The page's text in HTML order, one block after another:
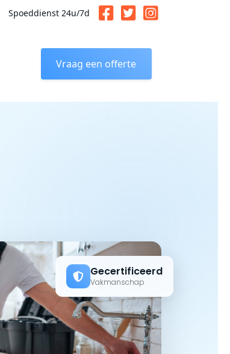
Spoeddienst 24u/7d
Vraag een offerte
Gecertificeerd
Vakmanschap